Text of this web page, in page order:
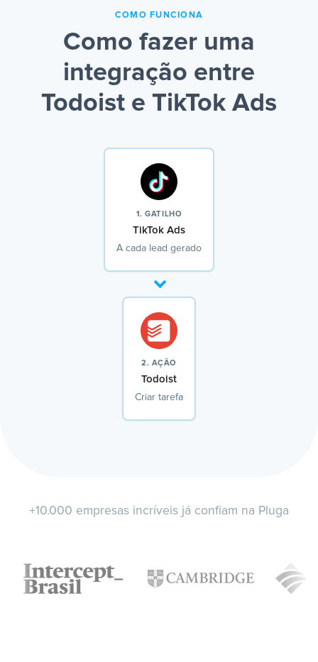
COMO FUNCIONA
Como fazer uma
integração entre
Todoist e TikTok Ads
1. GATILHO
TikTok Ads
A cada lead gerado
2. AÇÃO
Todoist
Criar tarefa
+10.000 empresas incríveis já confiam na Pluga